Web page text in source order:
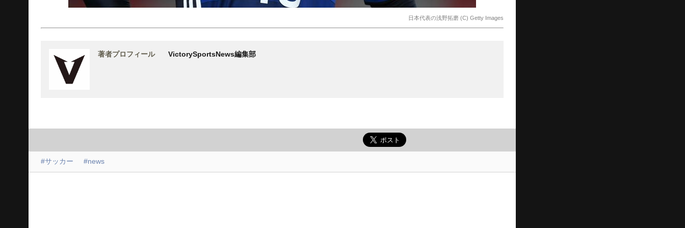
日本代表の浅野拓磨 (C) Getty Images
著者プロフィール VictorySportsNews編集部
#サッカー #news